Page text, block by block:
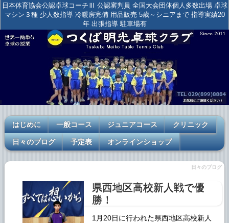
日本体育協会公認卓球コーチⅢ 公認審判員 全国大会団体個人多数出場 卓球
マシン３種 少人数指導 冷暖房完備 用品販売 5歳～シニアまで 指導実績20
年 出張指導 駐車場有
はじめに 一般コース ジュニアコース クリニック
日々のブログ 予定表 オンラインショップ
日々のブログ
県西地区高校新人戦で優
勝！
1月20日に行われた県西地区高校新人